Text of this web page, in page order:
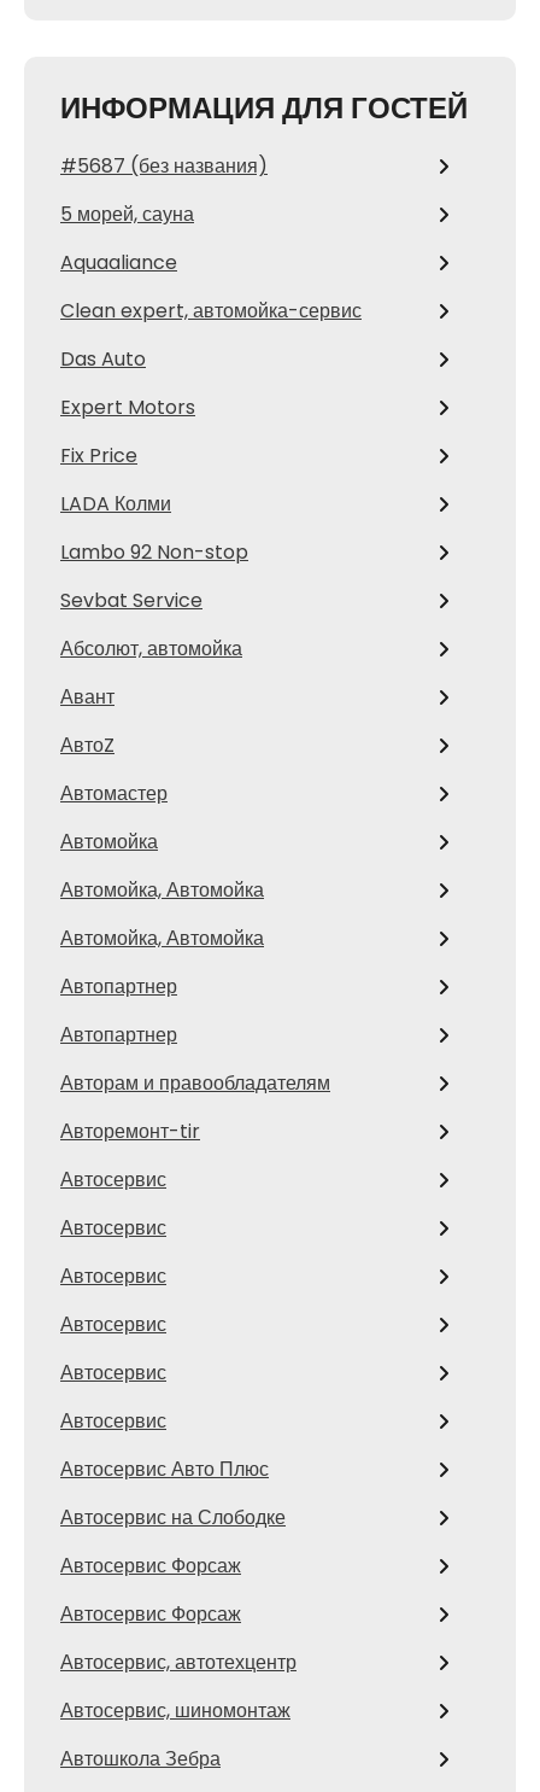
ИНФОРМАЦИЯ ДЛЯ ГОСТЕЙ
#5687 (без названия)
5 морей, сауна
Aquaaliance
Clean expert, автомойка-сервис
Das Auto
Expert Motors
Fix Price
LADA Колми
Lambo 92 Non-stop
Sevbat Service
Абсолют, автомойка
Авант
АвтоZ
Автомастер
Автомойка
Автомойка, Автомойка
Автомойка, Автомойка
Автопартнер
Автопартнер
Авторам и правообладателям
Авторемонт-tir
Автосервис
Автосервис
Автосервис
Автосервис
Автосервис
Автосервис
Автосервис Авто Плюс
Автосервис на Слободке
Автосервис Форсаж
Автосервис Форсаж
Автосервис, автотехцентр
Автосервис, шиномонтаж
Автошкола Зебра